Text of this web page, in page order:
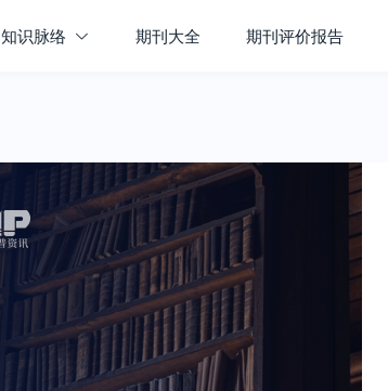
知识脉络 期刊大全 期刊评价报告